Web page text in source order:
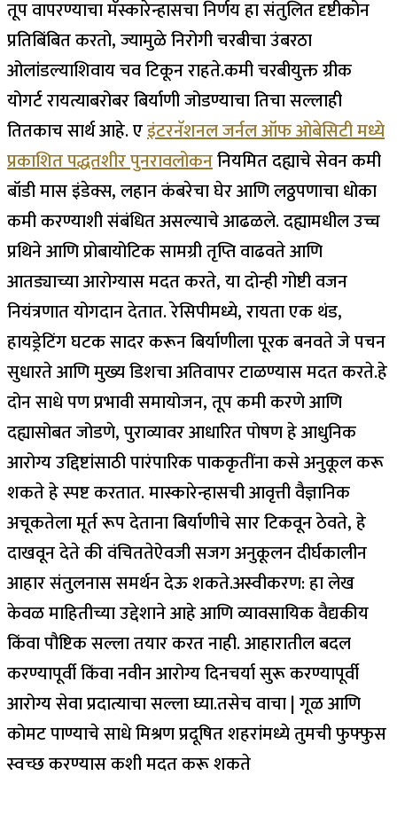
तूप वापरण्याचा मॅस्कारेन्हासचा निर्णय हा संतुलित दृष्टीकोन
प्रतिबिंबित करतो, ज्यामुळे निरोगी चरबीचा उंबरठा
ओलांडल्याशिवाय चव टिकून राहते.कमी चरबीयुक्त ग्रीक
योगर्ट रायत्याबरोबर बिर्याणी जोडण्याचा तिचा सल्लाही
तितकाच सार्थ आहे. एइंटरनॅशनल जर्नल ऑफ ओबेसिटी मध्ये
प्रकाशित पद्धतशीर पुनरावलोकननियमित दह्याचे सेवन कमी
बॉडी मास इंडेक्स, लहान कंबरेचा घेर आणि लठ्ठपणाचा धोका
कमी करण्याशी संबंधित असल्याचे आढळले.दह्यामधील उच्च
प्रथिने आणि प्रोबायोटिक सामग्री तृप्ति वाढवते आणि
आतड्याच्या आरोग्यास मदत करते, या दोन्ही गोष्टी वजन
नियंत्रणात योगदान देतात. रेसिपीमध्ये, रायता एक थंड,
हायड्रेटिंग घटक सादर करून बिर्याणीला पूरक बनवते जे पचन
सुधारते आणि मुख्य डिशचा अतिवापर टाळण्यास मदत करते.हे
दोन साधे पण प्रभावी समायोजन, तूप कमी करणे आणि
दह्यासोबत जोडणे, पुराव्यावर आधारित पोषण हे आधुनिक
आरोग्य उद्दिष्टांसाठी पारंपारिक पाककृतींना कसे अनुकूल करू
शकते हे स्पष्ट करतात. मास्कारेन्हासची आवृत्ती वैज्ञानिक
अचूकतेला मूर्त रूप देताना बिर्याणीचे सार टिकवून ठेवते, हे
दाखवून देते की वंचिततेऐवजी सजग अनुकूलन दीर्घकालीन
आहार संतुलनास समर्थन देऊ शकते.अस्वीकरण: हा लेख
केवळ माहितीच्या उद्देशाने आहे आणि व्यावसायिक वैद्यकीय
किंवा पौष्टिक सल्ला तयार करत नाही. आहारातील बदल
करण्यापूर्वी किंवा नवीन आरोग्य दिनचर्या सुरू करण्यापूर्वी
आरोग्य सेवा प्रदात्याचा सल्ला घ्या.तसेच वाचा | गूळ आणि
कोमट पाण्याचे साधे मिश्रण प्रदूषित शहरांमध्ये तुमची फुफ्फुस
स्वच्छ करण्यास कशी मदत करू शकते